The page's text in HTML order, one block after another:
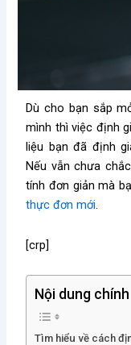
Dù cho bạn sắp
mình thì việc định
liệu bạn đã định
Nếu vẫn chưa
tính đơn giản mà
thực đơn mới.
[crp]
Nội dung chính
Tìm hiểu về cách